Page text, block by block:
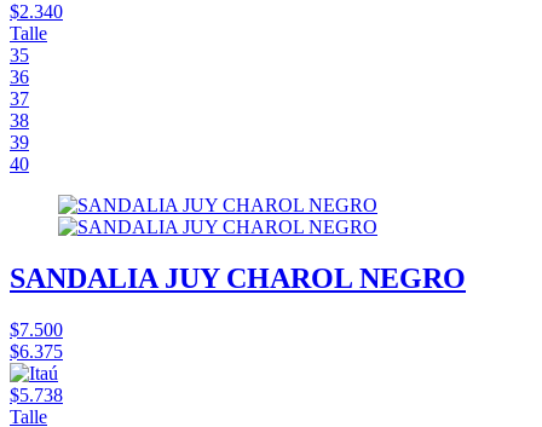
$2.340
Talle
35
36
37
38
39
40
SANDALIA JUY CHAROL NEGRO
$7.500
$6.375
$5.738
Talle